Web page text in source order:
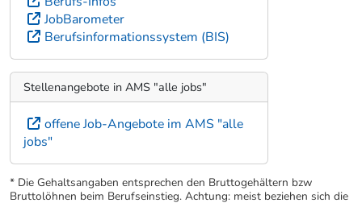
JobBarometer
Berufsinformationssystem (BIS)
Stellenangebote in AMS "alle jobs"
offene Job-Angebote im AMS "alle
jobs"
* Die Gehaltsangaben entsprechen den Bruttogehältern bzw
Bruttolöhnen beim Berufseinstieg. Achtung: meist beziehen sich die